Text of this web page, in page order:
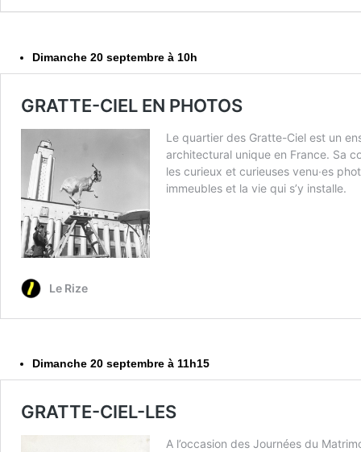
Dimanche 20 septembre à 10h
Dimanche 20 septembre à 11h15